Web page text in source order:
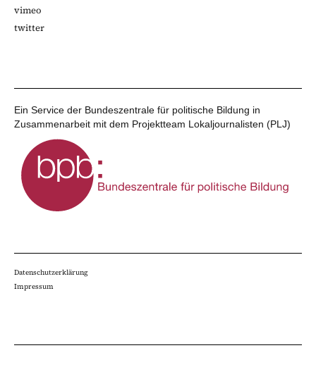
vimeo
twitter
Ein Service der Bundeszentrale für politische Bildung in
Zusammenarbeit mit dem Projektteam Lokaljournalisten (PLJ)
Datenschutzerklärung
Impressum